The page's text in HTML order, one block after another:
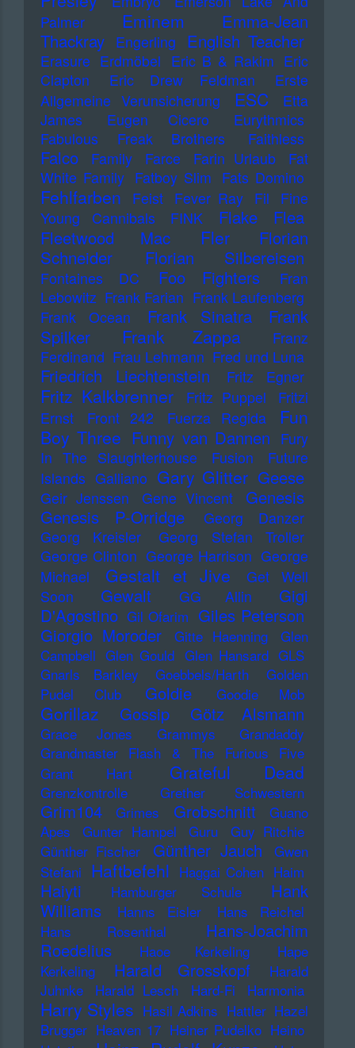
Palmer
Eminem
Emma-Jean
Thackray
Engerling English Teacher
Erasure Erdmöbel Eric B & Rakim Eric
Clapton
Eric Drew Feldman
Erste
Allgemeine Verunsicherung
ESC
Etta
James
Eugen Cicero
Eurythmics
Fabulous Freak Brothers
Faithless
Falco Family Farce Farin Urlaub
Fat
White Family Fatboy Slim Fats Domino
Fehlfarben Feist Fever Ray Fil
Fine
Young Cannibals
FINK Flake
Flea
Fleetwood Mac
Fler
Florian
Schneider
Florian Silbereisen
Fontaines DC Foo Fighters
Fran
Lebowitz Frank Farian Frank Laufenberg
Frank Ocean
Frank Sinatra
Frank
Spilker
Frank Zappa
Franz
Ferdinand Frau Lehmann Fred und Luna
Friedrich Liechtenstein Fritz Egner
Fritz Kalkbrenner Fritz Puppel
Fritzi
Ernst
Front 242 Fuerza Regida
Fun
Boy Three Funny van Dannen Fury
In The Slaughterhouse
Fusion
Future
Islands Galliano Gary Glitter Geese
Geir Jenssen Gene Vincent
Genesis
Genesis P-Orridge
Georg Danzer
Georg Kreisler
Georg Stefan Troller
George Clinton George Harrison George
Michael
Gestalt et Jive
Get Well
Soon
Gewalt GG Allin
Gigi
D'Agostino Gil Ofarim Giles Peterson
Giorgio Moroder
Gitte Haenning
Glen
Campbell Glen Gould Glen Hansard GLS
Gnarls Barkley
Goebbels/Harth
Golden
Pudel Club
Goldie Goodie Mob
Gorillaz Gossip Götz Alsmann
Grace Jones Grammys
Grandaddy
Grandmaster Flash & The Furious Five
Grant Hart
Grateful Dead
Grenzkontrolle Grether Schwestern
Grim104 Grimes Grobschnitt
Guano
Apes
Gunter Hampel Guru
Guy Ritchie
Günther Fischer
Günther Jauch
Gwen
Stefani Haftbefehl Haggai Cohen Haim
Haiyti Hamburger Schule
Hank
Williams
Hanns Eisler
Hans Reichel
Hans Rosenthal
Hans-Joachim
Roedelius
Haoe Kerkeling
Hape
Kerkeling
Harald Grosskopf
Harald
Juhnke
Harald Lesch Hard-Fi Harmonia
Harry Styles Hasil Adkins Hattler Hazel
Brugger Heaven 17 Heiner Pudelko Heino